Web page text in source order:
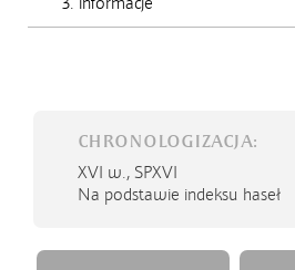
CHRONOLOGIZACJA:
XVI w., SPXVI
Na podstawie indeksu haseł